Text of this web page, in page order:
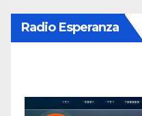
Radio Esperanza